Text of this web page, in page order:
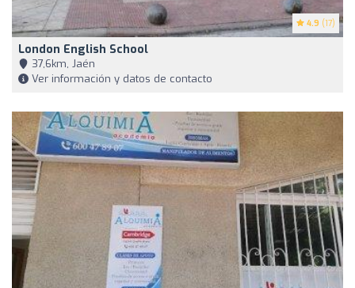
4.9 (17)
London English School
37,6km, Jaén
Ver información y datos de contacto